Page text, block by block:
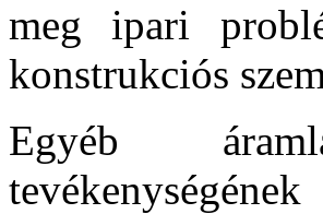
meg ipari
konstrukciós
Egyéb